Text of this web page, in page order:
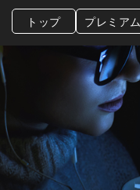
トップ プレミアム